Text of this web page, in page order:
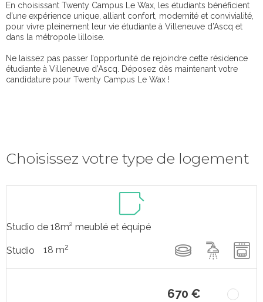
En choisissant Twenty Campus Le Wax, les étudiants bénéficient
d’une expérience unique, alliant confort, modernité et convivialité,
pour vivre pleinement leur vie étudiante à Villeneuve d’Ascq et
dans la métropole lilloise.
Ne laissez pas passer l’opportunité de rejoindre cette résidence
étudiante à Villeneuve d’Ascq. Déposez dès maintenant votre
candidature pour Twenty Campus Le Wax !
Choisissez votre type de logement
Studio de 18m² meublé et équipé
Studio 18 m2
670 €